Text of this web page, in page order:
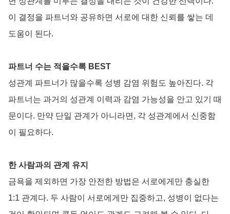
이 결정을 파트너와 공유하면 서로에 대한 신뢰를 쌓는 데
도움이 된다.
파트너 수는 적을수록 BEST
성관계 파트너가 많을수록 성병 감염 위험도 높아진다. 각
파트너는 과거의 성관계 이력과 감염 가능성을 안고 있기 때
문이다. 만약 단일 관계가 아니라면, 각 성관계에서 신중함
이 필요하다.
한 사람과의 관계 유지
금욕을 제외하면 가장 안전한 방법은 서로에게만 충실한
1:1 관계다. 두 사람이 서로에게만 집중하고, 성병이 없다는